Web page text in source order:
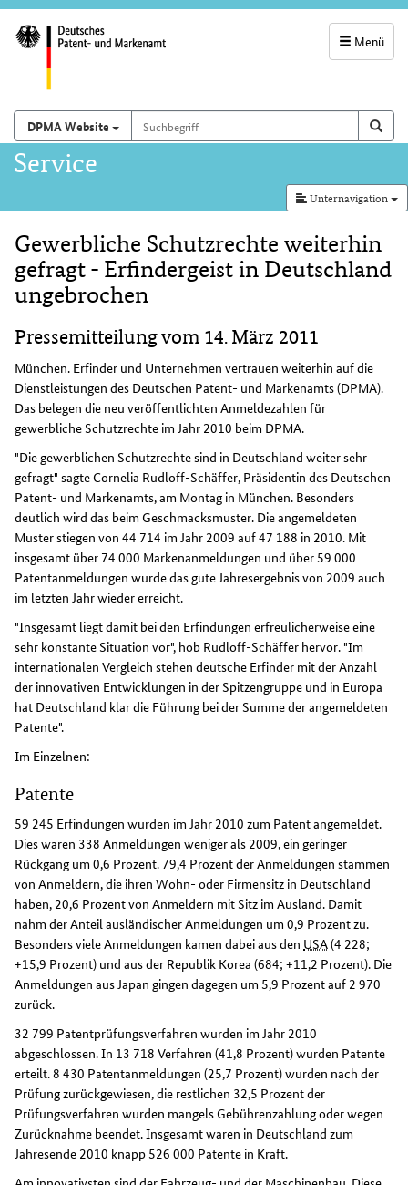
Menü
und
Suchfeld
Suchen auf
DPMA Website Suchbegriff
Hauptnavigation
Service
Unternavigation
Inhalt
Gewerbliche Schutzrechte weiterhin
gefragt - Erfindergeist in Deutschland
ungebrochen
Pressemitteilung vom 14. März 2011
München. Erfinder und Unternehmen vertrauen weiterhin auf die
Dienstleistungen des Deutschen Patent- und Markenamts (DPMA).
Das belegen die neu veröffentlichten Anmeldezahlen für
gewerbliche Schutzrechte im Jahr 2010 beim DPMA.
"Die gewerblichen Schutzrechte sind in Deutschland weiter sehr
gefragt" sagte Cornelia Rudloff-Schäffer, Präsidentin des Deutschen
Patent- und Markenamts, am Montag in München. Besonders
deutlich wird das beim Geschmacksmuster. Die angemeldeten
Muster stiegen von 44 714 im Jahr 2009 auf 47 188 in 2010. Mit
insgesamt über 74 000 Markenanmeldungen und über 59 000
Patentanmeldungen wurde das gute Jahresergebnis von 2009 auch
im letzten Jahr wieder erreicht.
"Insgesamt liegt damit bei den Erfindungen erfreulicherweise eine
sehr konstante Situation vor", hob Rudloff-Schäffer hervor. "Im
internationalen Vergleich stehen deutsche Erfinder mit der Anzahl
der innovativen Entwicklungen in der Spitzengruppe und in Europa
hat Deutschland klar die Führung bei der Summe der angemeldeten
Patente".
Im Einzelnen:
Patente
59 245 Erfindungen wurden im Jahr 2010 zum Patent angemeldet.
Dies waren 338 Anmeldungen weniger als 2009, ein geringer
Rückgang um 0,6 Prozent. 79,4 Prozent der Anmeldungen stammen
von Anmeldern, die ihren Wohn- oder Firmensitz in Deutschland
haben, 20,6 Prozent von Anmeldern mit Sitz im Ausland. Damit
nahm der Anteil ausländischer Anmeldungen um 0,9 Prozent zu.
Besonders viele Anmeldungen kamen dabei aus den USA(4 228;
+15,9 Prozent) und aus der Republik Korea (684; +11,2 Prozent). Die
Anmeldungen aus Japan gingen dagegen um 5,9 Prozent auf 2 970
zurück.
32 799 Patentprüfungsverfahren wurden im Jahr 2010
abgeschlossen. In 13 718 Verfahren (41,8 Prozent) wurden Patente
erteilt. 8 430 Patentanmeldungen (25,7 Prozent) wurden nach der
Prüfung zurückgewiesen, die restlichen 32,5 Prozent der
Prüfungsverfahren wurden mangels Gebührenzahlung oder wegen
Zurücknahme beendet. Insgesamt waren in Deutschland zum
Jahresende 2010 knapp 526 000 Patente in Kraft.